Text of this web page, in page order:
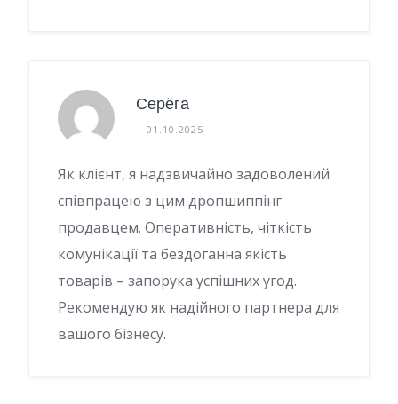
Серёга
01.10.2025
Як клієнт, я надзвичайно задоволений
співпрацею з цим дропшиппінг
продавцем. Оперативність, чіткість
комунікації та бездоганна якість
товарів – запорука успішних угод.
Рекомендую як надійного партнера для
вашого бізнесу.